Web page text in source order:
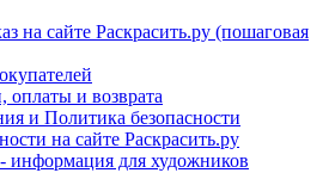
на сайте Раскрасить.ру (пошаговая
оплаты и возврата
и Политика безопасности
на сайте Раскрасить.ру
информация для художников